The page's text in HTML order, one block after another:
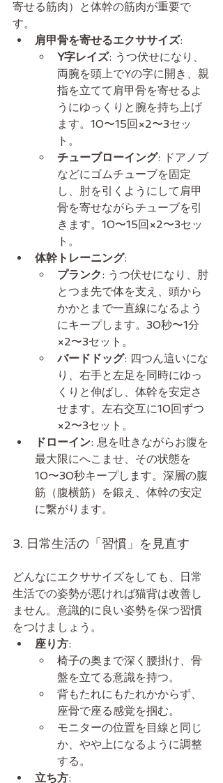
寄せる筋肉）と体幹の筋肉が重要で
す。
肩甲骨を寄せるエクササイズ:
Y字レイズ: うつ伏せになり、
両腕を頭上でYの字に開き、親
指を立てて肩甲骨を寄せるよ
うにゆっくりと腕を持ち上げ
ます。10〜15回×2〜3セッ
ト。
チューブローイング: ドアノブ
などにゴムチューブを固定
し、肘を引くようにして肩甲
骨を寄せながらチューブを引
きます。10〜15回×2〜3セッ
ト。
体幹トレーニング:
プランク: うつ伏せになり、肘
とつま先で体を支え、頭から
かかとまで一直線になるよう
にキープします。30秒〜1分
×2〜3セット。
バードドッグ: 四つん這いにな
り、右手と左足を同時にゆっ
くりと伸ばし、体幹を安定さ
せます。左右交互に10回ずつ
×2〜3セット。
ドローイン: 息を吐きながらお腹を
最大限にへこませ、その状態を
10〜30秒キープします。深層の腹
筋（腹横筋）を鍛え、体幹の安定
に繋がります。
3. 日常生活の「習慣」を見直す
どんなにエクササイズをしても、日常
生活での姿勢が悪ければ猫背は改善し
ません。意識的に良い姿勢を保つ習慣
をつけましょう。
座り方:
椅子の奥まで深く腰掛け、骨
盤を立てる意識を持つ。
背もたれにもたれかからず、
座骨で座る感覚を掴む。
モニターの位置を目線と同じ
か、やや上になるように調整
する。
立ち方: